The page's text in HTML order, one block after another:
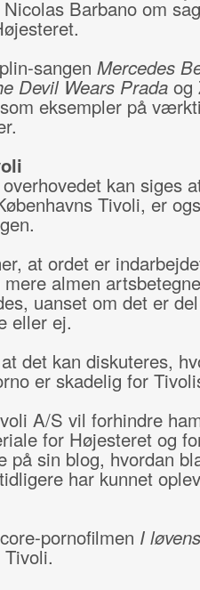
Barbano om
sangen Mercedes
Devil Wears Pradaog
eksempler på
kan siges
Tivoli, er
at ordet er
almen
uanset om det er
eller ej.
det kan diskuteres,
er skadelig for
A/S vil forhindre
for Højesteret og
på sin blog, hvordan
har kunnet
pornofilmen I